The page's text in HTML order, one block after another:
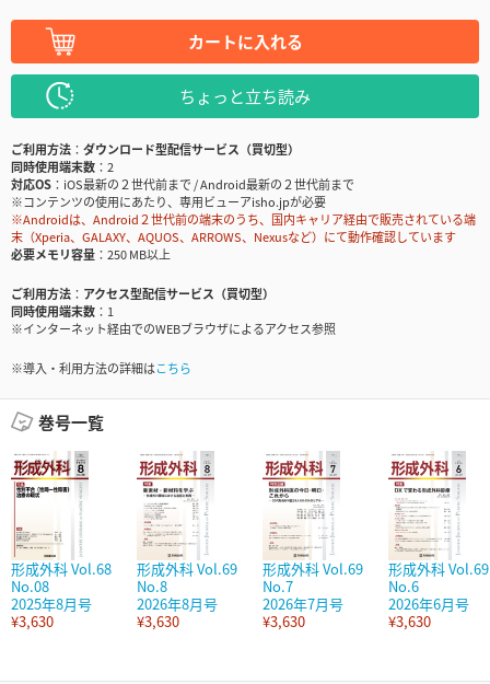
カートに入れる
ちょっと立ち読み
ご利用方法
ダウンロード型配信サービス（買切型）
同時使用端末数
2
対応OS
iOS最新の２世代前まで / Android最新の２世代前まで
※コンテンツの使用にあたり、専用ビューアisho.jpが必要
※Androidは、Android２世代前の端末のうち、国内キャリア経由で販売されている端
末（Xperia、GALAXY、AQUOS、ARROWS、Nexusなど）にて動作確認しています
必要メモリ容量
250 MB以上
ご利用方法
アクセス型配信サービス（買切型）
同時使用端末数
1
※インターネット経由でのWEBブラウザによるアクセス参照
※導入・利用方法の詳細はこちら
巻号一覧
形成外科 Vol.68
No.08
2025年8月号
¥3,630
形成外科 Vol.69
No.8
2026年8月号
¥3,630
形成外科 Vol.69
No.7
2026年7月号
¥3,630
形成外科 Vol.69
No.6
2026年6月号
¥3,630